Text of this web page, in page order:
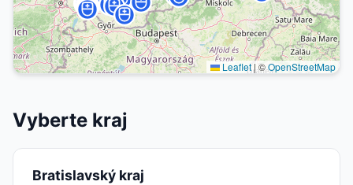
Leaflet |©OpenStreetMap
Vyberte kraj
Bratislavský kraj